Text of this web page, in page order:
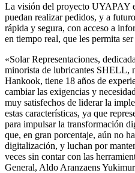
La visión del proyecto UYAPAY
puedan realizar pedidos, y a
rápida y segura, con acceso a
en tiempo real, que les permita
«Solar Representaciones,
minorista de lubricantes SHELL,
Hankook, tiene 18 años de
cambiar las exigencias y
muy satisfechos de liderar la
estas características, ya que
para impulsar la transformación
que, en gran porcentaje, aún no
digitalización, y luchan por
veces sin contar con las
General, Aldo Aranzaens